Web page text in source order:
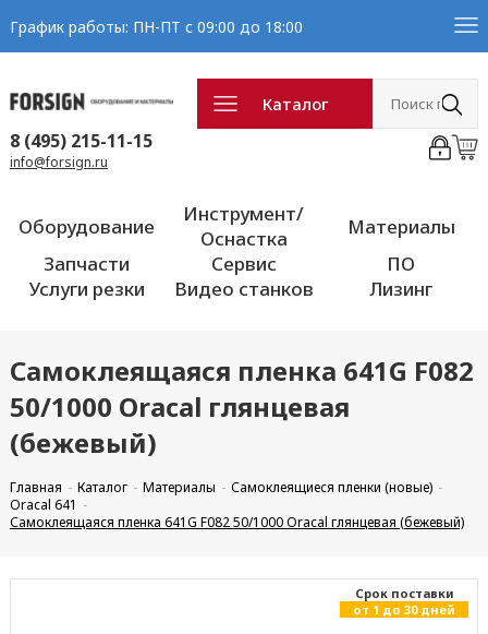
График работы: ПН-ПТ с 09:00 до 18:00
Каталог
8 (495) 215-11-15
info@forsign.ru
Оборудование
Инструмент/
Оснастка
Материалы
Запчасти
Сервис
ПО
Услуги резки
Видео станков Лизинг
Самоклеящаяся пленка 641G F082
50/1000 Oracal глянцевая
(бежевый)
Главная Каталог Материалы
Самоклеящиеся пленки (новые)
Oracal 641
Самоклеящаяся пленка 641G F082 50/1000 Oracal глянцевая (бежевый)
Cрок поставки
от 1 до 30 дней